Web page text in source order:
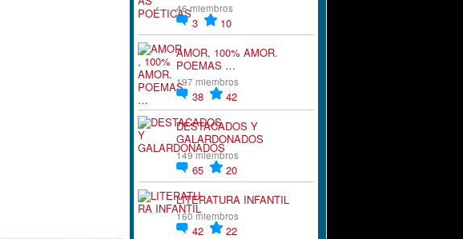
46 miembros
3
10
AMOR, 100% AMOR.
POEMAS …
197 miembros
38
42
DESTACADOS Y
GALARDONADOS
149 miembros
65
20
LITERATURA INFANTIL
160 miembros
42
22